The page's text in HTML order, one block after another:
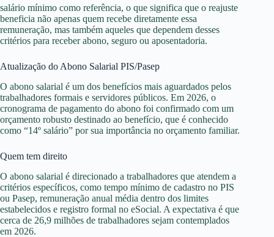
salário mínimo como referência, o que significa que o reajuste
beneficia não apenas quem recebe diretamente essa
remuneração, mas também aqueles que dependem desses
critérios para receber abono, seguro ou aposentadoria.
Atualização do Abono Salarial PIS/Pasep
O abono salarial é um dos benefícios mais aguardados pelos
trabalhadores formais e servidores públicos. Em 2026, o
cronograma de pagamento do abono foi confirmado com um
orçamento robusto destinado ao benefício, que é conhecido
como “14º salário” por sua importância no orçamento familiar.
Quem tem direito
O abono salarial é direcionado a trabalhadores que atendem a
critérios específicos, como tempo mínimo de cadastro no PIS
ou Pasep, remuneração anual média dentro dos limites
estabelecidos e registro formal no eSocial. A expectativa é que
cerca de 26,9 milhões de trabalhadores sejam contemplados
em 2026.